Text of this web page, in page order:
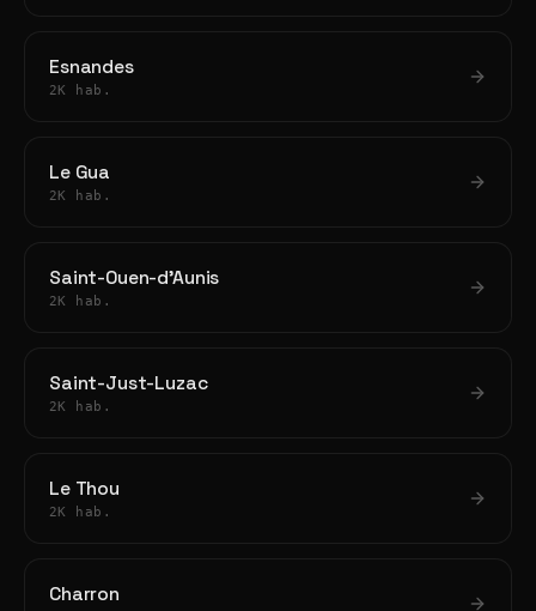
Esnandes
2K hab.
Le Gua
2K hab.
Saint-Ouen-d'Aunis
2K hab.
Saint-Just-Luzac
2K hab.
Le Thou
2K hab.
Charron